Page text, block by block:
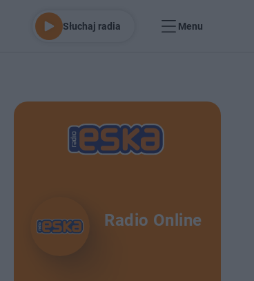
Słuchaj radia Menu
Radio Online